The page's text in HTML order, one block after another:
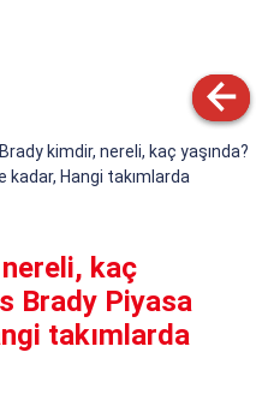
kimdir, nereli, kaç yaşında?
kadar, Hangi takımlarda
kaç
Brady Piyasa
takımlarda